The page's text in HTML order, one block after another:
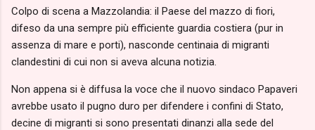
Colpo di scena a Mazzolandia: il Paese del mazzo di fiori,
difeso da una sempre più efficiente guardia costiera (pur in
assenza di mare e porti), nasconde centinaia di migranti
clandestini di cui non si aveva alcuna notizia.
Non appena si è diffusa la voce che il nuovo sindaco Papaveri
avrebbe usato il pugno duro per difendere i confini di Stato,
decine di migranti si sono presentati dinanzi alla sede del